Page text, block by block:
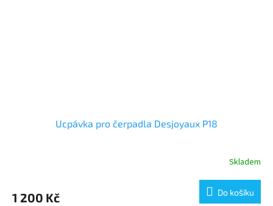
Ucpávka pro čerpadla Desjoyaux P18
Skladem
1 200 Kč Do košíku